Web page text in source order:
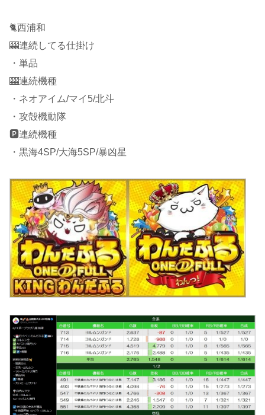
🐈西浦和
🎰連続してる仕掛け
・単品
🎰連続機種
・ネオアイム/マイ5/北斗
・攻殻機動隊
🅿️連続機種
・黒海4SP/大海5SP/暴凶星